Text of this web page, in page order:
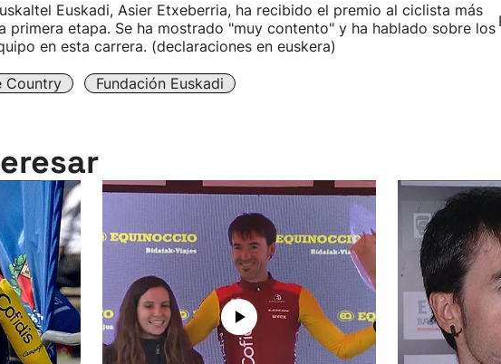
Euskadi, Asier Etxeberria, ha recibido el premio al ciclista más
primera etapa. Se ha mostrado "muy contento" y ha hablado sobre los
en esta carrera. (declaraciones en euskera)
Country Fundación Euskadi